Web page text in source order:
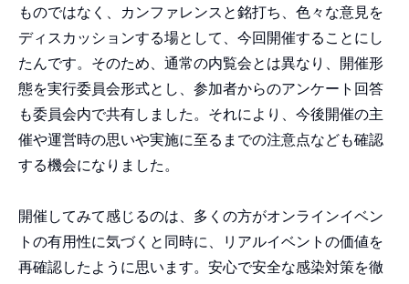
ものではなく、カンファレンスと銘打ち、色々な意見を
ディスカッションする場として、今回開催することにし
たんです。そのため、通常の内覧会とは異なり、開催形
態を実行委員会形式とし、参加者からのアンケート回答
も委員会内で共有しました。それにより、今後開催の主
催や運営時の思いや実施に至るまでの注意点なども確認
する機会になりました。
開催してみて感じるのは、多くの方がオンラインイベン
トの有用性に気づくと同時に、リアルイベントの価値を
再確認したように思います。安心で安全な感染対策を徹